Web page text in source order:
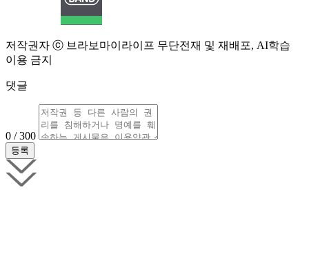
저작권자 ⓒ 브라보마이라이프 무단전재 및 재배포, AI학습
이용 금지
댓글
0 / 300